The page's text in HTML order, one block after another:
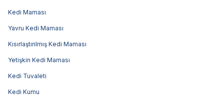
Kedi Maması
Yavru Kedi Maması
Kısırlaştırılmış Kedi Maması
Yetişkin Kedi Maması
Kedi Tuvaleti
Kedi Kumu